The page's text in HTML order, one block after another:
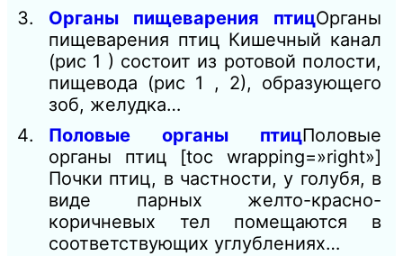
Органы пищеварения птицОрганы
пищеварения птиц Кишечный канал
(рис 1 ) состоит из ротовой полости,
пищевода (рис 1 , 2), образующего
зоб, желудка…
Половые органы птицПоловые
органы птиц [toc wrapping=»right»]
Почки птиц, в частности, у голубя, в
виде парных желто-красно-
коричневых тел помещаются в
соответствующих углублениях…